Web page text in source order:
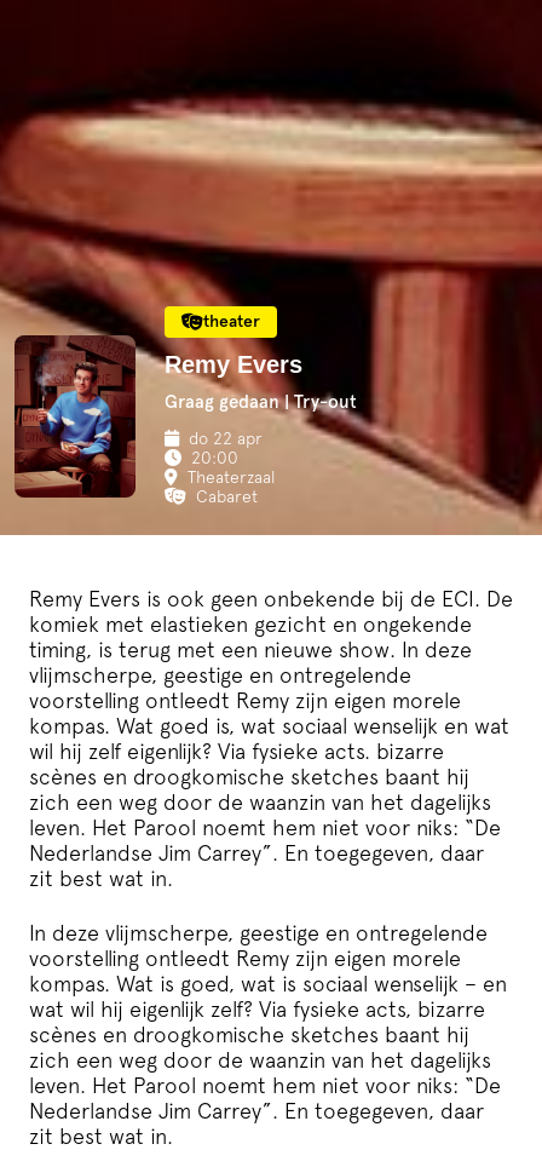
theater
Remy Evers
Graag gedaan | Try-out
do 22 apr
20:00
Theaterzaal
Cabaret
Remy Evers is ook geen onbekende bij de ECI. De
komiek met elastieken gezicht en ongekende
timing, is terug met een nieuwe show. In deze
vlijmscherpe, geestige en ontregelende
voorstelling ontleedt Remy zijn eigen morele
kompas. Wat goed is, wat sociaal wenselijk en wat
wil hij zelf eigenlijk? Via fysieke acts. bizarre
scènes en droogkomische sketches baant hij
zich een weg door de waanzin van het dagelijks
leven. Het Parool noemt hem niet voor niks: “De
Nederlandse Jim Carrey”. En toegegeven, daar
zit best wat in.
In deze vlijmscherpe, geestige en ontregelende
voorstelling ontleedt Remy zijn eigen morele
kompas. Wat is goed, wat is sociaal wenselijk – en
wat wil hij eigenlijk zelf? Via fysieke acts, bizarre
scènes en droogkomische sketches baant hij
zich een weg door de waanzin van het dagelijks
leven. Het Parool noemt hem niet voor niks: “De
Nederlandse Jim Carrey”. En toegegeven, daar
zit best wat in.